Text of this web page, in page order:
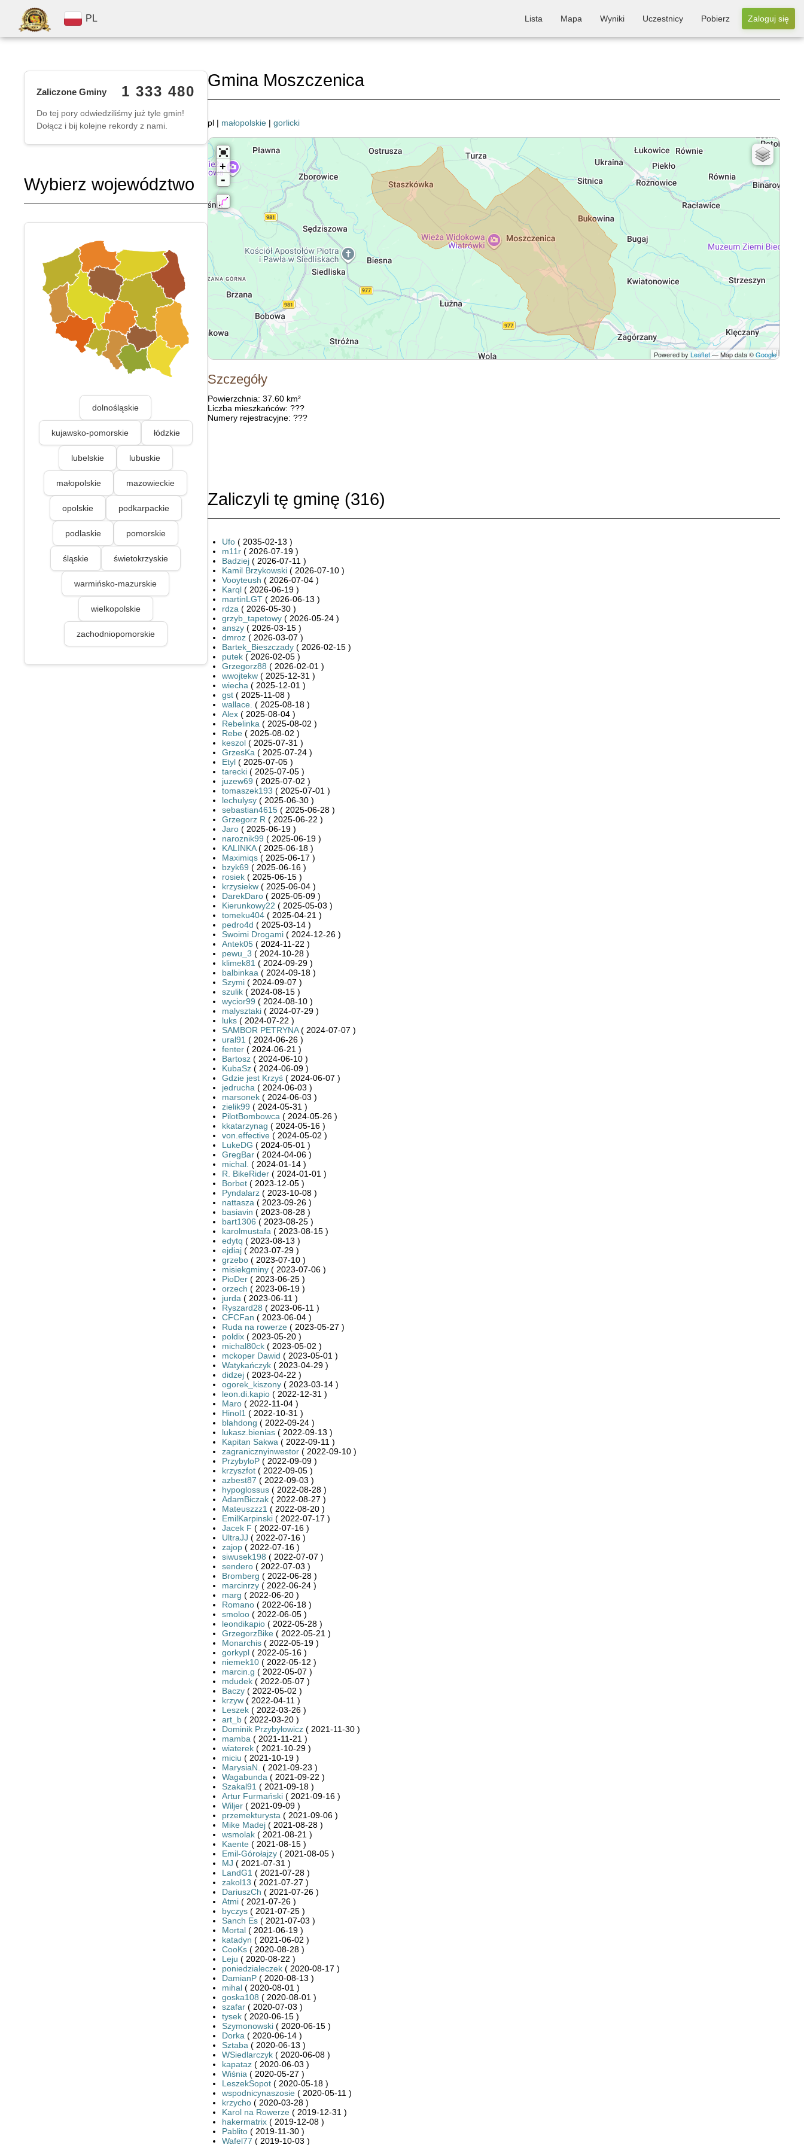
PL Lista Mapa Wyniki Uczestnicy Pobierz Zaloguj się
Zaliczone Gminy 1 333 480
Do tej pory odwiedziliśmy już tyle gmin!
Dołącz i bij kolejne rekordy z nami.
Wybierz województwo
dolnośląskie
kujawsko-pomorskie łódzkie
lubelskie lubuskie
małopolskie mazowieckie
opolskie podkarpackie
podlaskie pomorskie
śląskie świetokrzyskie
warmińsko-mazurskie
wielkopolskie
zachodniopomorskie
Gmina Moszczenica
pl | małopolskie| gorlicki
+
-
Powered by Leaflet— Map data ©Google
Szczegóły
Powierzchnia: 37.60 km²
Liczba mieszkańców: ???
Numery rejestracyjne: ???
Zaliczyli tę gminę (316)
Ufo( 2035-02-13 )
m11r( 2026-07-19 )
Badziej( 2026-07-11 )
Kamil Brzykowski( 2026-07-10 )
Vooyteush ( 2026-07-04 )
Karql( 2026-06-19 )
martinLGT( 2026-06-13 )
rdza ( 2026-05-30 )
grzyb_tapetowy( 2026-05-24 )
anszy( 2026-03-15 )
dmroz( 2026-03-07 )
Bartek_Bieszczady( 2026-02-15 )
putek( 2026-02-05 )
Grzegorz88 ( 2026-02-01 )
wwojtekw( 2025-12-31 )
wiecha ( 2025-12-01 )
gst( 2025-11-08 )
wallace. ( 2025-08-18 )
Alex( 2025-08-04 )
Rebelinka ( 2025-08-02 )
Rebe( 2025-08-02 )
keszol( 2025-07-31 )
GrzesKa ( 2025-07-24 )
Etyl( 2025-07-05 )
tarecki( 2025-07-05 )
juzew69 ( 2025-07-02 )
tomaszek193 ( 2025-07-01 )
lechulysy( 2025-06-30 )
sebastian4615( 2025-06-28 )
Grzegorz R ( 2025-06-22 )
Jaro( 2025-06-19 )
naroznik99 ( 2025-06-19 )
KALINKA( 2025-06-18 )
Maximiqs( 2025-06-17 )
bzyk69 ( 2025-06-16 )
rosiek( 2025-06-15 )
krzysiekw( 2025-06-04 )
DarekDaro( 2025-05-09 )
Kierunkowy22 ( 2025-05-03 )
tomeku404( 2025-04-21 )
pedro4d ( 2025-03-14 )
Swoimi Drogami( 2024-12-26 )
Antek05( 2024-11-22 )
pewu_3 ( 2024-10-28 )
klimek81 ( 2024-09-29 )
balbinkaa ( 2024-09-18 )
Szymi( 2024-09-07 )
szulik( 2024-08-15 )
wycior99 ( 2024-08-10 )
malysztaki( 2024-07-29 )
luks( 2024-07-22 )
SAMBOR PETRYNA( 2024-07-07 )
ural91 ( 2024-06-26 )
fenter( 2024-06-21 )
Bartosz( 2024-06-10 )
KubaSz( 2024-06-09 )
Gdzie jest Krzyś( 2024-06-07 )
jedrucha ( 2024-06-03 )
marsonek( 2024-06-03 )
zielik99 ( 2024-05-31 )
PilotBombowca ( 2024-05-26 )
kkatarzynag ( 2024-05-16 )
von.effective( 2024-05-02 )
LukeDG ( 2024-05-01 )
GregBar( 2024-04-06 )
michal. ( 2024-01-14 )
R. BikeRider( 2024-01-01 )
Borbet( 2023-12-05 )
Pyndalarz( 2023-10-08 )
nattasza ( 2023-09-26 )
basiavin ( 2023-08-28 )
bart1306 ( 2023-08-25 )
karolmustafa ( 2023-08-15 )
edytq ( 2023-08-13 )
ejdiaj( 2023-07-29 )
grzebo( 2023-07-10 )
misiekgminy( 2023-07-06 )
PioDer( 2023-06-25 )
orzech ( 2023-06-19 )
jurda ( 2023-06-11 )
Ryszard28 ( 2023-06-11 )
CFCFan ( 2023-06-04 )
Ruda na rowerze( 2023-05-27 )
poldix( 2023-05-20 )
michal80ck( 2023-05-02 )
mckoper Dawid ( 2023-05-01 )
Watykańczyk( 2023-04-29 )
didzej( 2023-04-22 )
ogorek_kiszony( 2023-03-14 )
leon.di.kapio( 2022-12-31 )
Maro( 2022-11-04 )
Hinol1 ( 2022-10-31 )
blahdong ( 2022-09-24 )
lukasz.bienias( 2022-09-13 )
Kapitan Sakwa ( 2022-09-11 )
zagranicznyinwestor( 2022-09-10 )
PrzybyloP( 2022-09-09 )
krzyszfot( 2022-09-05 )
azbest87 ( 2022-09-03 )
hypoglossus( 2022-08-28 )
AdamBiczak( 2022-08-27 )
Mateuszzz1 ( 2022-08-20 )
EmilKarpinski( 2022-07-17 )
Jacek F ( 2022-07-16 )
UltraJJ ( 2022-07-16 )
zajop( 2022-07-16 )
siwusek198 ( 2022-07-07 )
sendero( 2022-07-03 )
Bromberg ( 2022-06-28 )
marcinrzy( 2022-06-24 )
marg ( 2022-06-20 )
Romano( 2022-06-18 )
smoloo( 2022-06-05 )
leondikapio( 2022-05-28 )
GrzegorzBike( 2022-05-21 )
Monarchis( 2022-05-19 )
gorkypl( 2022-05-16 )
niemek10( 2022-05-12 )
marcin.g ( 2022-05-07 )
mdudek( 2022-05-07 )
Baczy( 2022-05-02 )
krzyw( 2022-04-11 )
Leszek( 2022-03-26 )
art_b( 2022-03-20 )
Dominik Przybyłowicz( 2021-11-30 )
mamba ( 2021-11-21 )
wiaterek( 2021-10-29 )
miciu ( 2021-10-19 )
MarysiaN. ( 2021-09-23 )
Wagabunda ( 2021-09-22 )
Szakal91 ( 2021-09-18 )
Artur Furmański( 2021-09-16 )
Wiljer( 2021-09-09 )
przemekturysta ( 2021-09-06 )
Mike Madej( 2021-08-28 )
wsmolak( 2021-08-21 )
Kaente( 2021-08-15 )
Emil-Górołajzy( 2021-08-05 )
MJ ( 2021-07-31 )
LandG1 ( 2021-07-28 )
zakol13 ( 2021-07-27 )
DariuszCh ( 2021-07-26 )
Atmi( 2021-07-26 )
byczys( 2021-07-25 )
Sanch Es ( 2021-07-03 )
Mortal( 2021-06-19 )
katadyn ( 2021-06-02 )
CooKs( 2020-08-28 )
Leju ( 2020-08-22 )
poniedzialeczek( 2020-08-17 )
DamianP( 2020-08-13 )
mihal( 2020-08-01 )
goska108 ( 2020-08-01 )
szafar( 2020-07-03 )
tysek( 2020-06-15 )
Szymonowski( 2020-06-15 )
Dorka ( 2020-06-14 )
Sztaba ( 2020-06-13 )
WSiedlarczyk( 2020-06-08 )
kapataz( 2020-06-03 )
Wiśnia ( 2020-05-27 )
LeszekSopot( 2020-05-18 )
wspodnicynaszosie( 2020-05-11 )
krzycho( 2020-03-28 )
Karol na Rowerze ( 2019-12-31 )
hakermatrix( 2019-12-08 )
Pablito( 2019-11-30 )
Wafel77 ( 2019-10-03 )